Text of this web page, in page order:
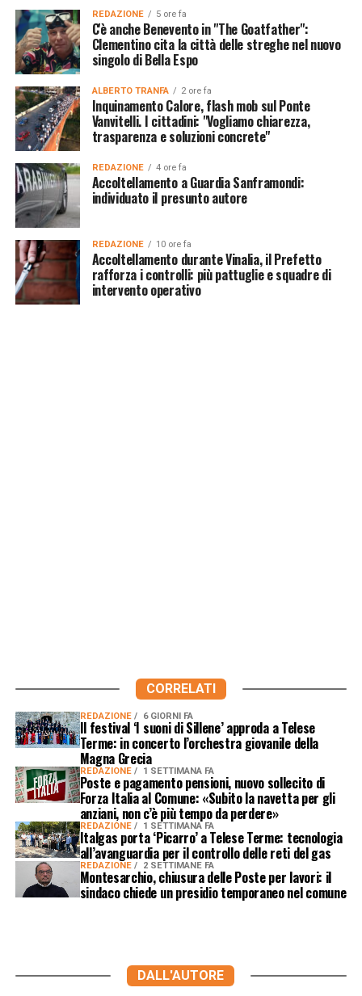
REDAZIONE 5 ore fa
C'è anche Benevento in "The Goatfather":
Clementino cita la città delle streghe nel nuovo
singolo di Bella Espo
ALBERTO TRANFA 2 ore fa
Inquinamento Calore, flash mob sul Ponte
Vanvitelli. I cittadini: "Vogliamo chiarezza,
trasparenza e soluzioni concrete"
REDAZIONE 4 ore fa
Accoltellamento a Guardia Sanframondi:
individuato il presunto autore
REDAZIONE 10 ore fa
Accoltellamento durante Vinalia, il Prefetto
rafforza i controlli: più pattuglie e squadre di
intervento operativo
CORRELATI
REDAZIONE 6 GIORNI FA
Il festival ‘I suoni di Sillene’ approda a Telese
Terme: in concerto l’orchestra giovanile della
Magna Grecia
REDAZIONE 1 SETTIMANA FA
Poste e pagamento pensioni, nuovo sollecito di
Forza Italia al Comune: «Subito la navetta per gli
anziani, non c’è più tempo da perdere»
REDAZIONE 1 SETTIMANA FA
Italgas porta ‘Picarro’ a Telese Terme: tecnologia
all’avanguardia per il controllo delle reti del gas
REDAZIONE 2 SETTIMANE FA
Montesarchio, chiusura delle Poste per lavori: il
sindaco chiede un presidio temporaneo nel comune
DALL'AUTORE